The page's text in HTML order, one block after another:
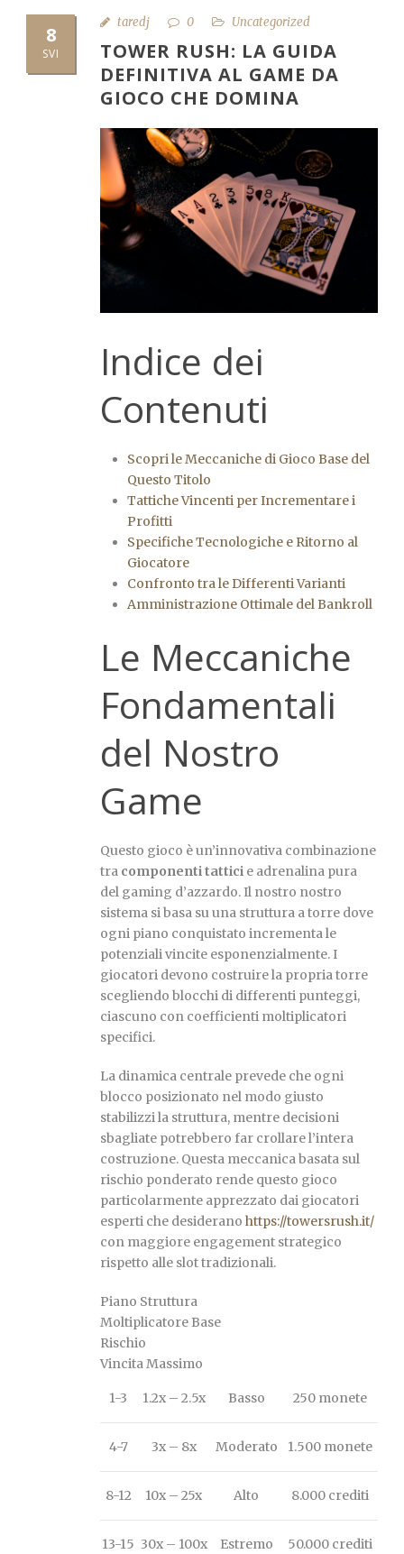
8
SVI
taredj 0 Uncategorized
TOWER RUSH: LA GUIDA
DEFINITIVA AL GAME DA
GIOCO CHE DOMINA
Indice dei
Contenuti
Scopri le Meccaniche di Gioco Base del
Questo Titolo
Tattiche Vincenti per Incrementare i
Profitti
Specifiche Tecnologiche e Ritorno al
Giocatore
Confronto tra le Differenti Varianti
Amministrazione Ottimale del Bankroll
Le Meccaniche
Fondamentali
del Nostro
Game
Questo gioco è un’innovativa combinazione
tra componenti tattici e adrenalina pura
del gaming d’azzardo. Il nostro nostro
sistema si basa su una struttura a torre dove
ogni piano conquistato incrementa le
potenziali vincite esponenzialmente. I
giocatori devono costruire la propria torre
scegliendo blocchi di differenti punteggi,
ciascuno con coefficienti moltiplicatori
specifici.
La dinamica centrale prevede che ogni
blocco posizionato nel modo giusto
stabilizzi la struttura, mentre decisioni
sbagliate potrebbero far crollare l’intera
costruzione. Questa meccanica basata sul
rischio ponderato rende questo gioco
particolarmente apprezzato dai giocatori
esperti che desiderano https://towersrush.it/
con maggiore engagement strategico
rispetto alle slot tradizionali.
Piano Struttura
Moltiplicatore Base
Rischio
Vincita Massimo
1-3 1.2x – 2.5x Basso 250 monete
4-7 3x – 8x Moderato 1.500 monete
8-12 10x – 25x Alto 8.000 crediti
13-15 30x – 100x Estremo 50.000 crediti